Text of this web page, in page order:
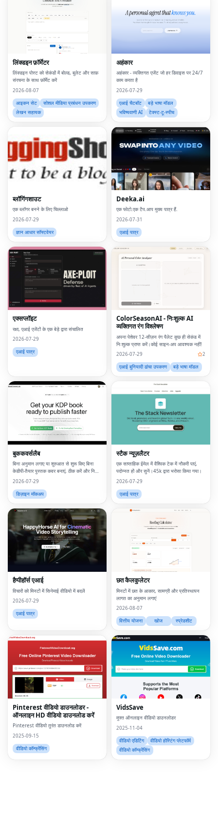
लिंक्डइन फ़ॉर्मेटर
लिंक्डइन पोस्ट को सेकंडों में बोल्ड, बुलेट और साफ़
संरचना के साथ फ़ॉर्मेट करें
2026-08-07
आइकन सेट
सोशल मीडिया प्रबंधन उपकरण
लेखन सहायक
अहंकार
अहंकार - व्यक्तिगत एजेंट जो हर डिवाइस पर 24/7
काम करता है
2026-07-29
एआई चैटबॉट
बड़े भाषा मॉडल
भविष्यवाणी AI
टेक्स्ट-टू-स्पीच
ब्लॉगिंगशाउट
एक ब्लॉगर बनने के लिए चिल्लाओ
2026-07-29
ज्ञान आधार सॉफ्टवेयर
Deeka.ai
एक फोटो.एक टैप.आप मुख्य पात्र हैं.
2026-07-31
एआई पात्र
एक्सप्लॉइट
रक्षा, एआई एजेंटों के एक बेड़े द्वारा संचालित
2026-07-29
एआई पात्र
ColorSeasonAI - निःशुल्क AI
व्यक्तिगत रंग विश्लेषण
अपना पेशेवर 12-सीज़न रंग पैलेट कुछ ही सेकंड में
निःशुल्क प्राप्त करें।कोई साइन-अप आवश्यक नहीं!
2026-07-29
2
एआई बुनियादी ढांचा उपकरण
बड़े भाषा मॉडल
बुककवर्सलैब
बिना अनुमान लगाए या शुरुआत से शुरू किए बिना
केडीपी-तैयार पुस्तक कवर बनाएं, ठीक करें और निर्यात
करें।
2026-07-29
डिज़ाइन मॉकअप
स्टैक न्यूज़लैटर
एक साप्ताहिक ईमेल में वैश्विक टेक में नौकरी पाएं,
पदोन्नत हों और सुनें।45k द्वारा भरोसा किया गया।
2026-07-29
एआई पात्र
हैप्पीहॉर्स एआई
विचारों को मिनटों में सिनेमाई वीडियो में बदलें
2026-07-29
एआई पात्र
छत कैलकुलेटर
मिनटों में छत के आकार, सामग्री और प्रतिस्थापन
लागत का अनुमान लगाएं
2026-08-07
वित्तीय योजना
खोज स्प्रेडशीट
Pinterest वीडियो डाउनलोडर -
ऑनलाइन HD वीडियो डाउनलोड करें
Pinterest वीडियो तुरंत डाउनलोड करें
2025-09-15
वीडियो कॉन्फ्रेंसिंग
VidsSave
मुफ्त ऑनलाइन वीडियो डाउनलोडर
2025-11-04
वीडियो एडिटिंग
वीडियो होस्टिंग प्लेटफॉर्म
वीडियो कॉन्फ्रेंसिंग